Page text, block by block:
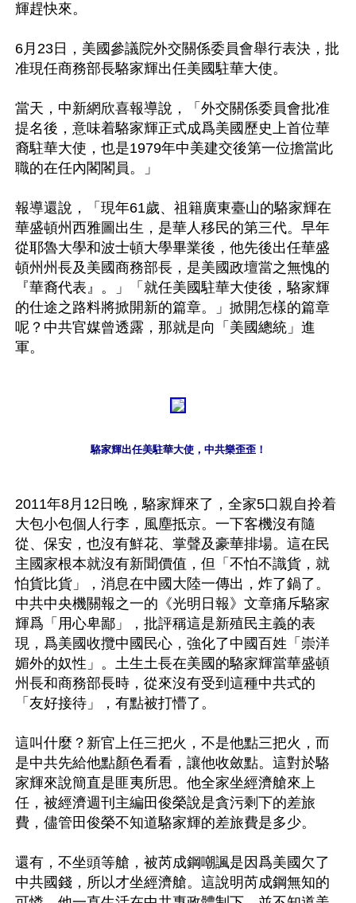
輝趕快來。
6月23日，美國參議院外交關係委員會舉行表決，批
准現任商務部長駱家輝出任美國駐華大使。
當天，中新網欣喜報導說，「外交關係委員會批准
提名後，意味着駱家輝正式成爲美國歷史上首位華
裔駐華大使，也是1979年中美建交後第一位擔當此
職的在任內閣閣員。」
報導還說，「現年61歲、祖籍廣東臺山的駱家輝在
華盛頓州西雅圖出生，是華人移民的第三代。早年
從耶魯大學和波士頓大學畢業後，他先後出任華盛
頓州州長及美國商務部長，是美國政壇當之無愧的
『華裔代表』。」「就任美國駐華大使後，駱家輝
的仕途之路料將掀開新的篇章。」掀開怎樣的篇章
呢？中共官媒曾透露，那就是向「美國總統」進
軍。
駱家輝出任美駐華大使，中共樂歪歪！
2011年8月12日晚，駱家輝來了，全家5口親自拎着
大包小包個人行李，風塵抵京。一下客機沒有隨
從、保安，也沒有鮮花、掌聲及豪華排場。這在民
主國家根本就沒有新聞價值，但「不怕不識貨，就
怕貨比貨」，消息在中國大陸一傳出，炸了鍋了。
中共中央機關報之一的《光明日報》文章痛斥駱家
輝爲「用心卑鄙」，批評稱這是新殖民主義的表
現，爲美國收攬中國民心，強化了中國百姓「崇洋
媚外的奴性」。土生土長在美國的駱家輝當華盛頓
州長和商務部長時，從來沒有受到這種中共式的
「友好接待」，有點被打懵了。
這叫什麼？新官上任三把火，不是他點三把火，而
是中共先給他點顏色看看，讓他收斂點。這對於駱
家輝來說簡直是匪夷所思。他全家坐經濟艙來上
任，被經濟週刊主編田俊榮說是貪污剩下的差旅
費，儘管田俊榮不知道駱家輝的差旅費是多少。
還有，不坐頭等艙，被芮成鋼嘲諷是因爲美國欠了
中共國錢，所以才坐經濟艙。這說明芮成鋼無知的